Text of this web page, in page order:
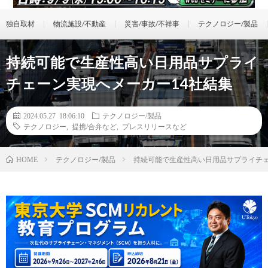
独自取材 物流施設/不動産 災害/事故/不祥事 テクノロジー/製品
持続可能で生産性高い日用品サプライ
チェーン実現へメーカー14社結集
2024.05.27 18:06:10
テクノロジー/製品
テクノロジー
提携/合弁など プレスリリースなど
HOME テクノロジー/製品 持続可能で生産性高い日用品サプライチ